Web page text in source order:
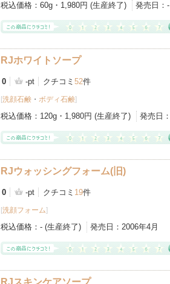
税込価格： 60g・1,980円 (生産終了) 発売日： -
RJホワイトソープ
0 -pt クチコミ 52件
[洗顔石鹸 ・ ボディ石鹸]
税込価格： 120g・1,980円 (生産終了) 発売日：
RJウォッシングフォーム(旧)
0 -pt クチコミ 19件
[洗顔フォーム]
税込価格： - (生産終了) 発売日： 2006年4月
RJスキンケアソープ